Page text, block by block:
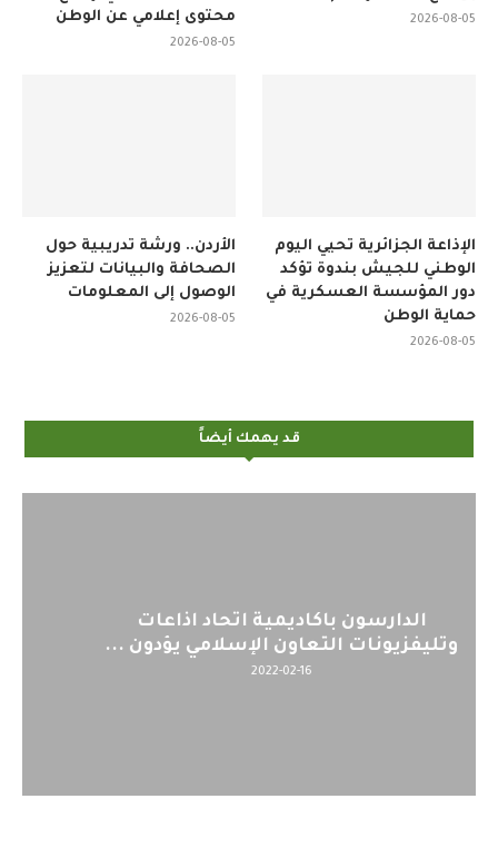
الذكاء الاصطناعي لإنتاج
محتوى إعلامي عن الوطن
برنامج “قادة الإعلام”
الأردن.. ورشة تدريبية حول
الصحافة والبيانات لتعزيز
الوصول إلى المعلومات
الإذاعة الجزائرية تحيي اليوم
الوطني للجيش بندوة تؤكد
دور المؤسسة العسكرية في
حماية الوطن
قد يهمك أيضاً
اليوم : المشاركة بالاجتماع التحضيري
لمنظمي قمة اسيا...